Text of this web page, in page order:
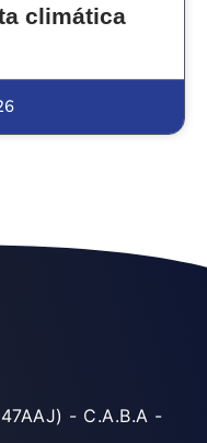
climática
- C.A.B.A -